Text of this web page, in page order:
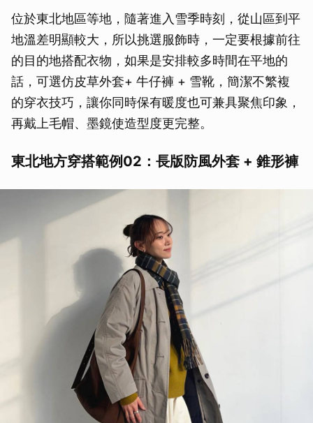
位於東北地區等地，隨著進入雪季時刻，從山區到平
地溫差明顯較大，所以挑選服飾時，一定要根據前往
的目的地搭配衣物，如果是安排較多時間在平地的
話，可選仿皮草外套+ 牛仔褲 + 雪靴，簡潔不繁複
的穿衣技巧，讓你同時保有暖度也可兼具聚焦印象，
再戴上毛帽、墨鏡使造型度更完整。
東北地方穿搭範例02：長版防風外套 + 錐形褲